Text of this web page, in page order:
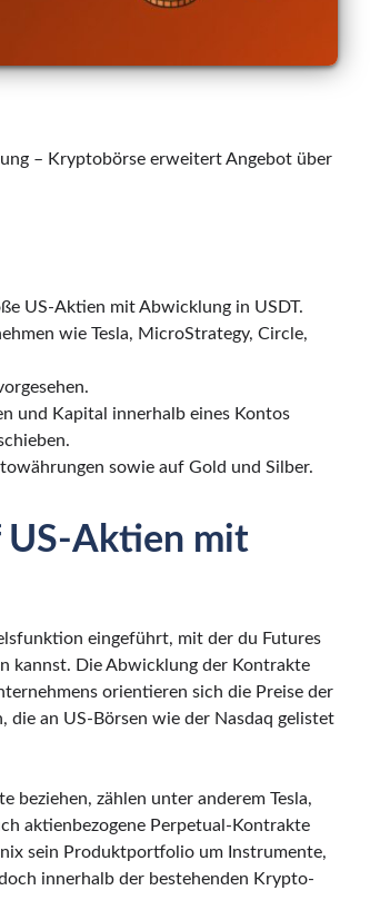
– Kryptobörse erweitert Angebot über
US-Aktien mit Abwicklung in USDT.
wie Tesla, MicroStrategy, Circle,
und Kapital innerhalb eines Kontos
sowie auf Gold und Silber.
US-Aktien mit
eingeführt, mit der du Futures
kannst. Die Abwicklung der Kontrakte
orientieren sich die Preise der
die an US-Börsen wie der Nasdaq gelistet
beziehen, zählen unter anderem Tesla,
aktienbezogene Perpetual-Kontrakte
sein Produktportfolio um Instrumente,
innerhalb der bestehenden Krypto-